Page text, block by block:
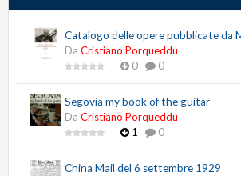
Catalogo delle opere pubblicate da
Da Cristiano Porqueddu
0
0
Segovia my book of the guitar
Da Cristiano Porqueddu
1
0
China Mail del 6 settembre 1929